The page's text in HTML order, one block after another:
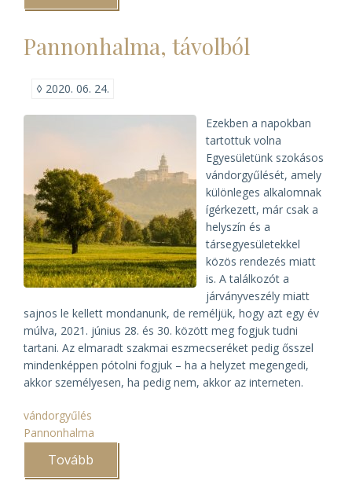
a
újranyitásához)
Pannonhalma, távolból
◊ 2020. 06. 24.
Ezekben a napokban
tartottuk volna
Egyesületünk szokásos
vándorgyűlését, amely
különleges alkalomnak
ígérkezett, már csak a
helyszín és a
társegyesületekkel
közös rendezés miatt
is. A találkozót a
járványveszély miatt
sajnos le kellett mondanunk, de reméljük, hogy azt egy év
múlva, 2021. június 28. és 30. között meg fogjuk tudni
tartani. Az elmaradt szakmai eszmecseréket pedig ősszel
mindenképpen pótolni fogjuk – ha a helyzet megengedi,
akkor személyesen, ha pedig nem, akkor az interneten.
vándorgyűlés
Pannonhalma
Tovább